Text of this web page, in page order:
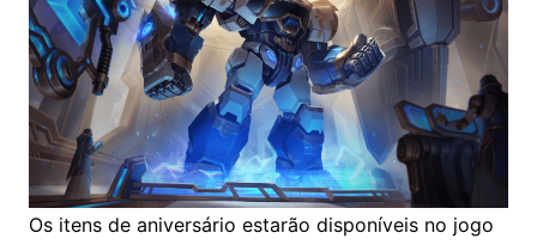
Os itens de aniversário estarão disponíveis no jogo